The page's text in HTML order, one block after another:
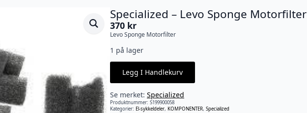
Specialized – Levo Sponge Motorfilter
370 kr
Levo Sponge Motorfilter
1 på lager
Legg I Handlekurv
Se merket: Specialized
Produktnummer: S199900058
Kategorier: El-sykkeldeler, KOMPONENTER, Specialized